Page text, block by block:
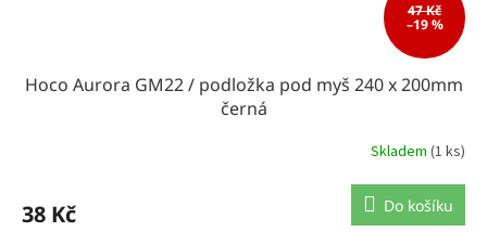
47 Kč
–19 %
Hoco Aurora GM22 / podložka pod myš 240 x 200mm
černá
Skladem (1 ks)
38 Kč Do košíku